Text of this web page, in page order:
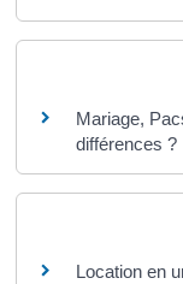
Mariage,
différences ?
Location en